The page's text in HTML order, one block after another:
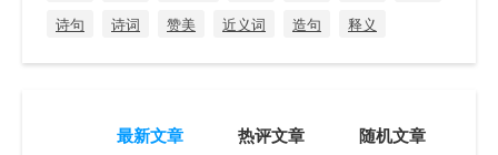
诗句
诗词 赞美 近义词 造句 释义
最新文章 热评文章 随机文章